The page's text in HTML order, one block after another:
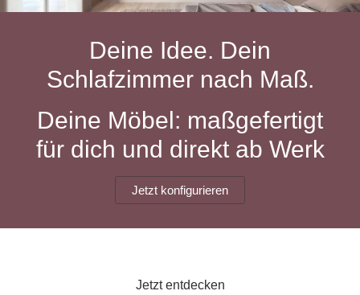
Schuhschrank
Hängeschrank
Hängeboard
TV-Möbel
Sideboard
Massivholz
Badregal
SpiegelschrankPolstermöbel
Sofa
Sessel
Hocker
der
Selection
Outdoorküche
der
Deine Idee. Dein
Schlafzimmer nach Maß.
Deine Möbel: maßgefertigt
für dich und direkt ab Werk
Jetzt konfigurieren
Jetzt entdecken
Kommoden
Massivholz-Schränke & -Regale